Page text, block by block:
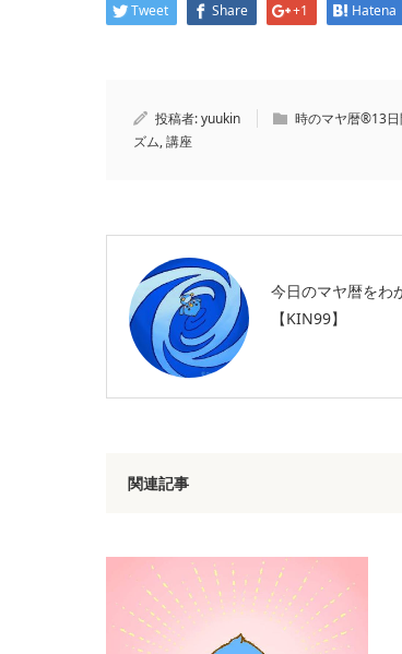
Tweet Share +1 Hatena
投稿者:yuukin 時のマヤ暦®13日
ズム,講座
今日のマヤ暦をわ
【KIN99】
関連記事